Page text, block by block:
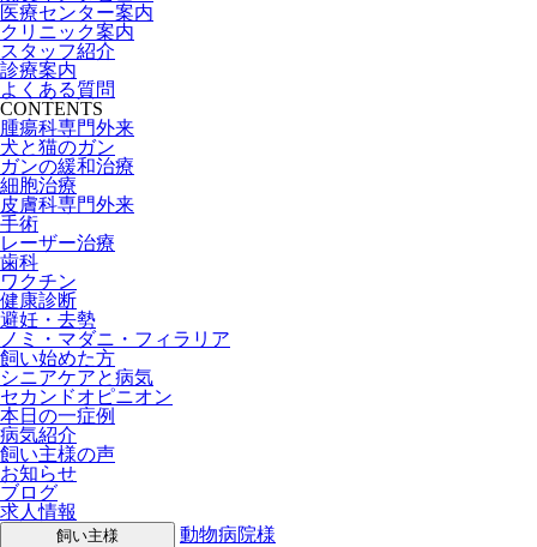
医療センター案内
クリニック案内
スタッフ紹介
診療案内
よくある質問
CONTENTS
腫瘍科専門外来
犬と猫のガン
ガンの緩和治療
細胞治療
皮膚科専門外来
手術
レーザー治療
歯科
ワクチン
健康診断
避妊・去勢
ノミ・マダニ・フィラリア
飼い始めた方
シニアケアと病気
セカンドオピニオン
本日の一症例
病気紹介
飼い主様の声
お知らせ
ブログ
求人情報
飼い主様
動物病院様